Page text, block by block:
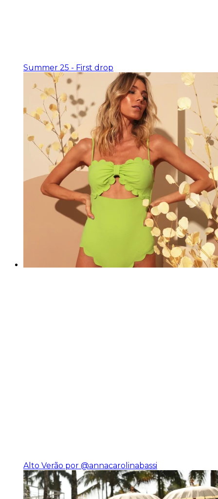
Summer 25 - First drop
Alto Verão por @annacarolinabassi